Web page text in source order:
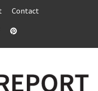
Contact
Pinterest